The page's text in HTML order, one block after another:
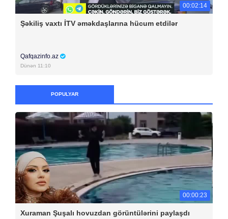
00:02:14
Şəkiliş vaxtı İTV əməkdaşlarına hücum etdilər
Qafqazinfo.az
Dünən 11:10
POPULYAR
00:00:23
Xuraman Şuşalı hovuzdan görüntülərini paylaşdı